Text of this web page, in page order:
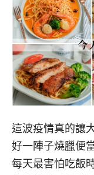
這波疫情真的讓
好一陣子燒臘便
每天最害怕吃飯